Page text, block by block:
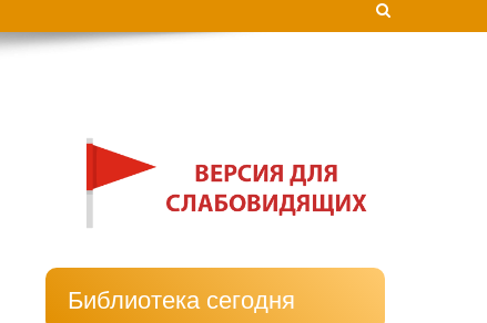
Библиотека сегодня